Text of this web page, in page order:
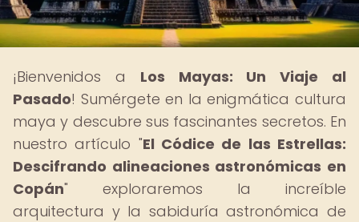
¡Bienvenidos a Los Mayas: Un Viaje al
Pasado! Sumérgete en la enigmática cultura
maya y descubre sus fascinantes secretos. En
nuestro artículo "El Códice de las Estrellas:
Descifrando alineaciones astronómicas en
Copán" exploraremos la increíble
arquitectura y la sabiduría astronómica de